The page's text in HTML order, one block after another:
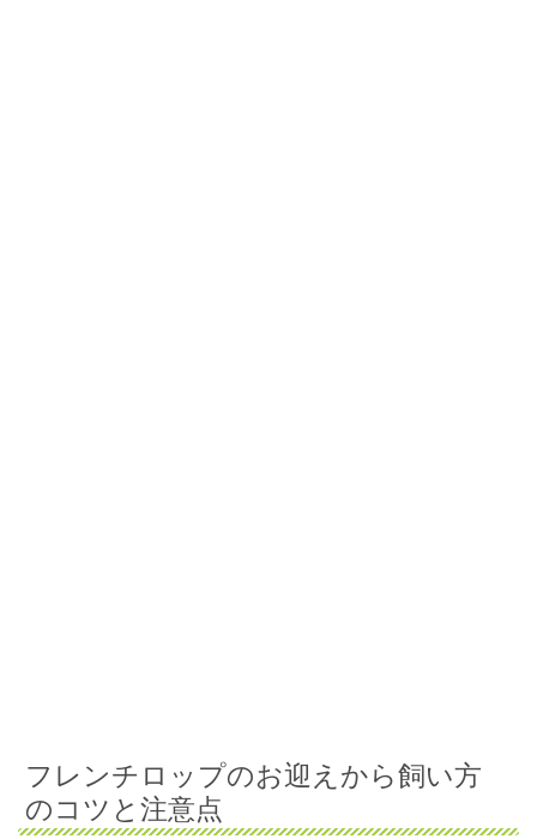
フレンチロップのお迎えから飼い方
のコツと注意点